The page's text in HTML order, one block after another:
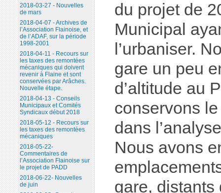
du projet de
Municipal
l’urbaniser.
gare un peu
d’altitude au
conservons
dans
Nous avons
gare, distants
2018-03-27 - Nouvelles
de mars
2018-04-07 - Archives de
l’Association Flainoise, et
de l’ADAF, sur la période
1998-2001
2018-04-11 - Recours sur
les taxes des remontées
mécaniques qui doivent
revenir à Flaine et sont
conservées par Arâches.
Nouvelle étape.
2018-04-13 - Conseils
Municipaux et Comités
Syndicaux début 2018
2018-05-12 - Recours sur
les taxes des remontées
mécaniques
2018-05-22-
Commentaires de
l’Association Flainoise sur
le projet de PADD
2018-06-22- Nouvelles
de juin